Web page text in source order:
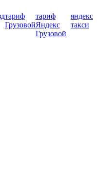
тариф
Грузовой
тариф
Яндекс
Грузовой
яндекс
такси